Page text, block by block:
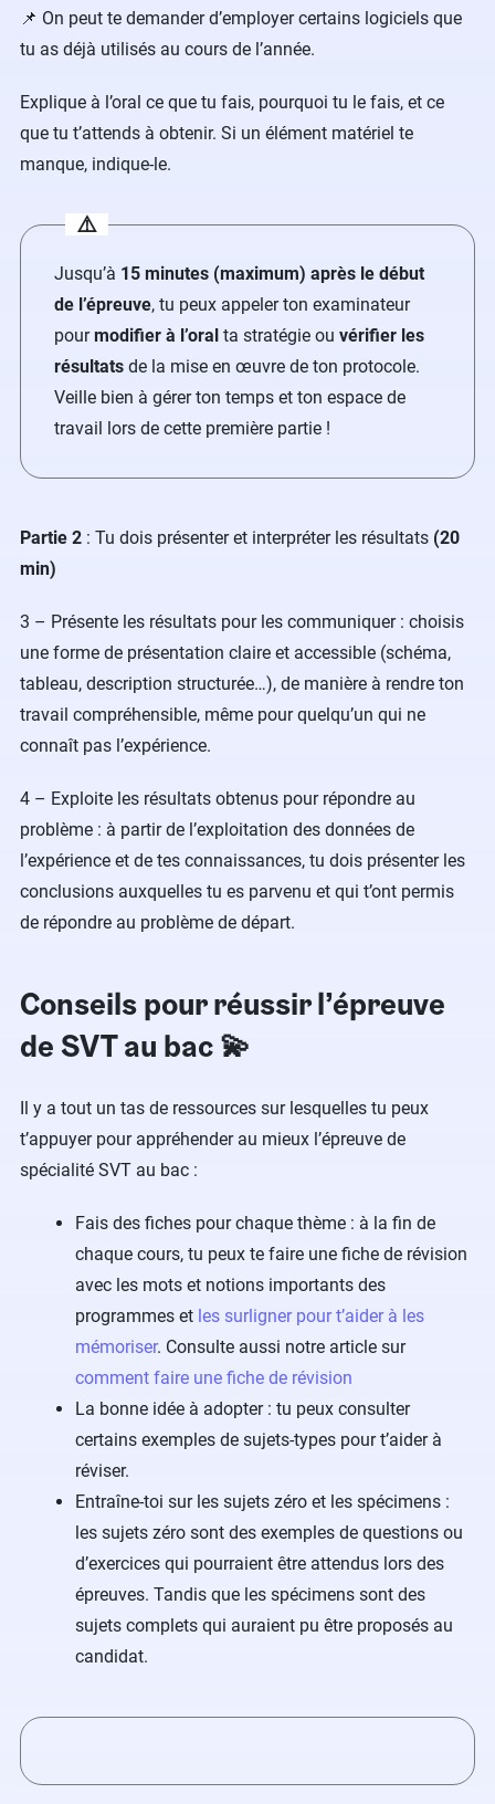
📌 On peut te demander d’employer certains logiciels que
tu as déjà utilisés au cours de l’année.
Explique à l’oral ce que tu fais, pourquoi tu le fais, et ce
que tu t’attends à obtenir. Si un élément matériel te
manque, indique-le.
⚠️
Jusqu’à 15 minutes (maximum) après le début
de l’épreuve, tu peux appeler ton examinateur
pourmodifier à l’oral ta stratégie ou vérifier les
résultats de la mise en œuvre de ton protocole.
Veille bien à gérer ton temps et ton espace de
travail lors de cette première partie !
Partie 2 : Tu dois présenter et interpréter les résultats (20
min)
3 – Présente les résultats pour les communiquer : choisis
une forme de présentation claire et accessible (schéma,
tableau, description structurée…), de manière à rendre ton
travail compréhensible, même pour quelqu’un qui ne
connaît pas l’expérience.
4 – Exploite les résultats obtenus pour répondre au
problème : à partir de l’exploitation des données de
l’expérience et de tes connaissances, tu dois présenter les
conclusions auxquelles tu es parvenu et qui t’ont permis
de répondre au problème de départ.
Conseils pour réussir l’épreuve
de SVT au bac 💫
Il y a tout un tas de ressources sur lesquelles tu peux
t’appuyer pour appréhender au mieux l’épreuve de
spécialité SVT au bac :
Fais des fiches pour chaque thème : à la fin de
chaque cours, tu peux te faire une fiche de révision
avec les mots et notions importants des
programmes et les surligner pour t’aider à les
mémoriser. Consulte aussi notre article sur
comment faire une fiche de révision
La bonne idée à adopter : tu peux consulter
certains exemples de sujets-types pour t’aider à
réviser.
Entraîne-toi sur les sujets zéro et les spécimens :
les sujets zéro sont des exemples de questions ou
d’exercices qui pourraient être attendus lors des
épreuves. Tandis que les spécimens sont des
sujets complets qui auraient pu être proposés au
candidat.